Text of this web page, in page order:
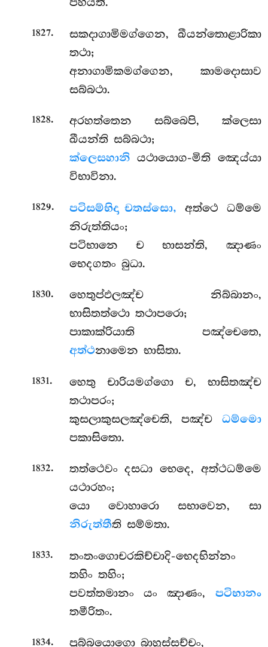
1827.
සකදාගාමිමග්ගෙන, ඛීයන්තොළාරිකා
තථා;
අනාගාමිකමග්ගෙන, කාමදොසාව
සබ්බථා.
1828.
අරහත්තෙන සබ්බෙපි, ක්ලෙසා
ඛීයන්ති සබ්බථා;
ක්ලෙසහානි යථායොග-මිති ඤෙය්යා
විභාවිනා.
1829. පටිසම්භිදා චතස්සො, අත්ථෙ ධම්මෙ
නිරුත්තියං;
පටිභානෙ ච භාසන්ති, ඤාණං
භෙදගතං බුධා.
1830.
හෙතුප්ඵලඤ්ච නිබ්බානං,
භාසිතත්ථො තථාපරො;
පාකාක්රියාති පඤ්චෙතෙ,
අත්ථනාමෙන භාසිතා.
1831.
හෙතු චාරියමග්ගො ච, භාසිතඤ්ච
තථාපරං;
කුසලාකුසලඤ්චෙති, පඤ්ච ධම්මො
පකාසිතො.
1832.
තත්ථෙවං දසධා භෙදෙ, අත්ථධම්මෙ
යථාරහං;
යො වොහාරො සභාවෙන, සා
නිරුත්තීති සම්මතා.
1833.
තංතංගොචරකිච්චාදි-භෙදභින්නං
තහිං තහිං;
පවත්තමානං යං ඤාණං, පටිභානං
තමීරිතං.
1834. පුබ්බයොගො බාහුස්සච්චං,